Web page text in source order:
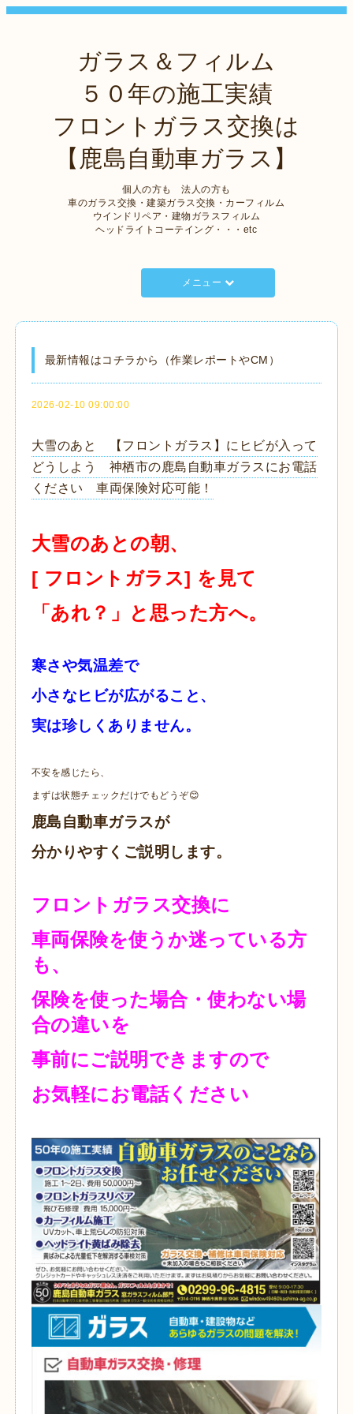
ガラス＆フィルム
５０年の施工実績
フロントガラス交換は
【鹿島自動車ガラス】
個人の方も 法人の方も
車のガラス交換・建築ガラス交換・カーフィルム
ウインドリペア・建物ガラスフィルム
ヘッドライトコーテイング・・・etc
メニュー
最新情報はコチラから（作業レポートやCM）
2026-02-10 09:00:00
大雪のあと 【フロントガラス】にヒビが入って
どうしよう 神栖市の鹿島自動車ガラスにお電話
ください 車両保険対応可能！
大雪のあとの朝、
[ フロントガラス] を見て
「あれ？」と思った方へ。
寒さや気温差で
小さなヒビが広がること、
実は珍しくありません。
不安を感じたら、
まずは状態チェックだけでもどうぞ😊
鹿島自動車ガラスが
分かりやすくご説明します。
フロントガラス交換に
車両保険を使うか迷っている方
も、
保険を使った場合・使わない場
合の違いを
事前にご説明できますので
お気軽にお電話ください